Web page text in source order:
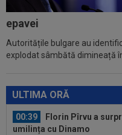
epavei
Autoritățile bulgare au
explodat sâmbătă dimineață
ULTIMA ORĂ
Ion Gheorghe a
provocat penalty-ul din
23:58 EXCLUSIV
CFR Cluj. Peste Pancu la
întrebat de Adrian Mazilu
00:39
Florin Pîrvu a
umilința cu Dinamo